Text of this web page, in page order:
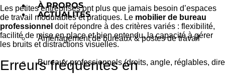
À PROPOS
ACTUALITÉS
Aménagement de bureaux & postes de travail
Bureaux professionnels (droits, angle, réglables,
Les petites entreprises ont plus que jamais besoin d’espaces
de travail modulables et pratiques. Le mobilier de bureau
professionnel doit répondre à des critères variés : flexibilité,
facilité de mise en place et bien entendu, la capacité à gérer
les bruits et distractions visuelles.
Erreurs fréquentes en